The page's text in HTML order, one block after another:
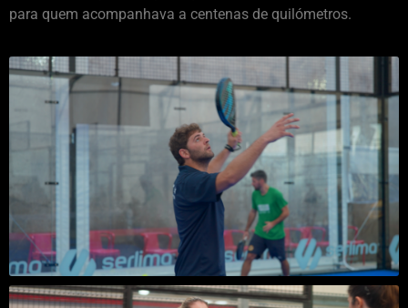
para quem acompanhava a centenas de quilómetros.